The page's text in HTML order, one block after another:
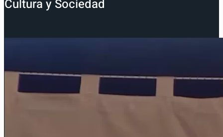
Cultura y Sociedad